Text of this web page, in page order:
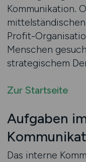
Kommunikation.
Profit-
Menschen
strategischem
Zur Startseite
Aufgaben
Das interne